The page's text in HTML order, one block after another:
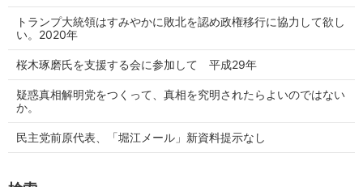
トランプ大統領はすみやかに敗北を認め政権移行に協力して欲し
い。2020年
桜木琢磨氏を支援する会に参加して 平成29年
疑惑真相解明党をつくって、真相を究明されたらよいのではない
か。
民主党前原代表、「堀江メール」新資料提示なし